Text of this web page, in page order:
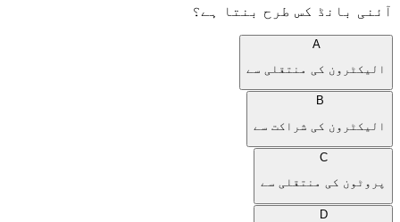
آئنی بانڈ کس طرح بنتا ہے؟
A
الیکٹرون کی منتقلی سے
B
الیکٹرون کی شراکت سے
C
پروٹون کی منتقلی سے
D